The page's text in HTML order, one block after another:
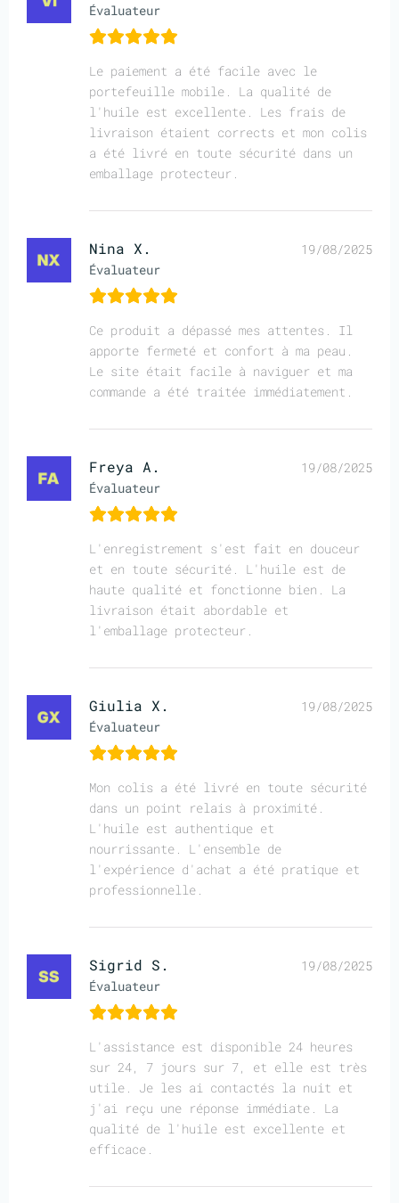
Évaluateur
Le paiement a été facile avec le
portefeuille mobile. La qualité de
l'huile est excellente. Les frais de
livraison étaient corrects et mon colis
a été livré en toute sécurité dans un
emballage protecteur.
Nina X.
Évaluateur
19/08/2025
Ce produit a dépassé mes attentes. Il
apporte fermeté et confort à ma peau.
Le site était facile à naviguer et ma
commande a été traitée immédiatement.
Freya A.
Évaluateur
19/08/2025
L'enregistrement s'est fait en douceur
et en toute sécurité. L'huile est de
haute qualité et fonctionne bien. La
livraison était abordable et
l'emballage protecteur.
Giulia X.
Évaluateur
19/08/2025
Mon colis a été livré en toute sécurité
dans un point relais à proximité.
L'huile est authentique et
nourrissante. L'ensemble de
l'expérience d'achat a été pratique et
professionnelle.
Sigrid S.
Évaluateur
19/08/2025
L'assistance est disponible 24 heures
sur 24, 7 jours sur 7, et elle est très
utile. Je les ai contactés la nuit et
j'ai reçu une réponse immédiate. La
qualité de l'huile est excellente et
efficace.